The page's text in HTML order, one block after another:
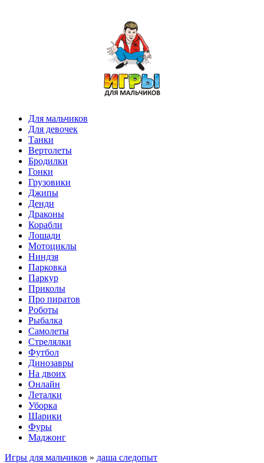
Для мальчиков
Для девочек
Танки
Вертолеты
Бродилки
Гонки
Грузовики
Джипы
Денди
Драконы
Корабли
Лошади
Мотоциклы
Ниндзя
Парковка
Паркур
Приколы
Про пиратов
Роботы
Рыбалка
Самолеты
Стрелялки
Футбол
Динозавры
На двоих
Онлайн
Леталки
Уборка
Шарики
Фуры
Маджонг
Игры для мальчиков » даша следопыт